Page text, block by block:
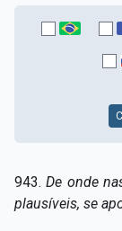
943. De onde
plausíveis, se